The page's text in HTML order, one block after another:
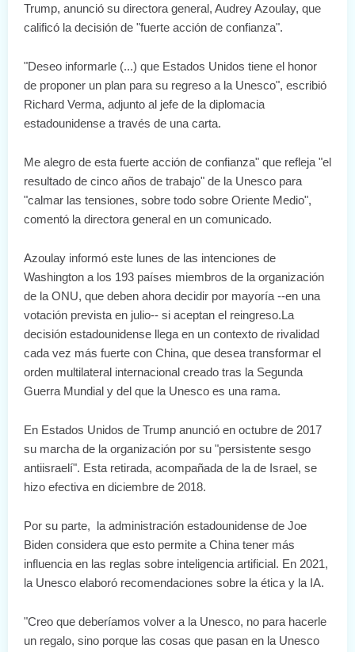
Trump, anunció su directora general, Audrey Azoulay, que
calificó la decisión de "fuerte acción de confianza".
"Deseo informarle (...) que Estados Unidos tiene el honor
de proponer un plan para su regreso a la Unesco", escribió
Richard Verma, adjunto al jefe de la diplomacia
estadounidense a través de una carta.
Me alegro de esta fuerte acción de confianza" que refleja "el
resultado de cinco años de trabajo" de la Unesco para
"calmar las tensiones, sobre todo sobre Oriente Medio",
comentó la directora general en un comunicado.
Azoulay informó este lunes de las intenciones de
Washington a los 193 países miembros de la organización
de la ONU, que deben ahora decidir por mayoría --en una
votación prevista en julio-- si aceptan el reingreso.La
decisión estadounidense llega en un contexto de rivalidad
cada vez más fuerte con China, que desea transformar el
orden multilateral internacional creado tras la Segunda
Guerra Mundial y del que la Unesco es una rama.
En Estados Unidos de Trump anunció en octubre de 2017
su marcha de la organización por su "persistente sesgo
antiisraelí". Esta retirada, acompañada de la de Israel, se
hizo efectiva en diciembre de 2018.
Por su parte, la administración estadounidense de Joe
Biden considera que esto permite a China tener más
influencia en las reglas sobre inteligencia artificial. En 2021,
la Unesco elaboró recomendaciones sobre la ética y la IA.
"Creo que deberíamos volver a la Unesco, no para hacerle
un regalo, sino porque las cosas que pasan en la Unesco